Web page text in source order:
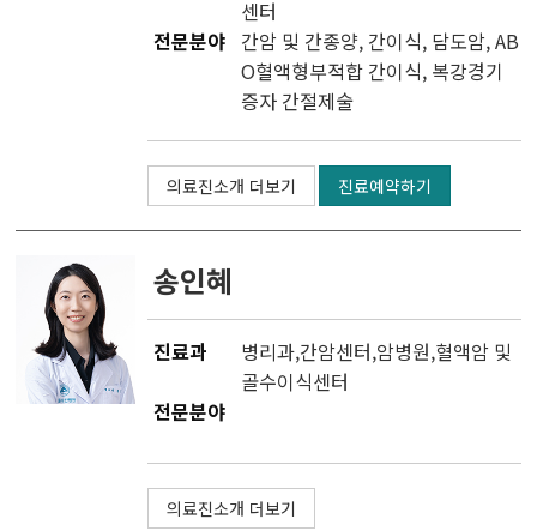
센터
전문분야 간암 및 간종양, 간이식, 담도암, AB
O혈액형부적합 간이식, 복강경기
증자 간절제술
의료진소개 더보기 진료예약하기
송인혜
진료과 병리과,간암센터,암병원,혈액암 및
골수이식센터
전문분야
의료진소개 더보기